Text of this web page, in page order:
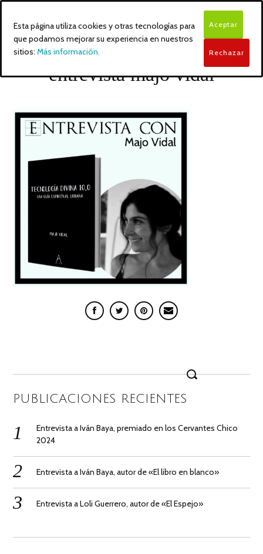
entrevista majo vidal
for:
PUBLICACIONES RECIENTES
Entrevista a Iván Baya, premiado en los Cervantes Chico
2024
Entrevista a Iván Baya, autor de «El libro en blanco»
Entrevista a Loli Guerrero, autor de «El Espejo»
Esta página utiliza cookies y otras tecnologías para
que podamos mejorar su experiencia en nuestros
sitios: Más información.
Aceptar
Rechazar